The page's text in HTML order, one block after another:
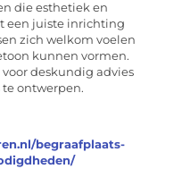
die esthetiek en
een juiste inrichting
zich welkom voelen
kunnen vormen.
deskundig advies
ontwerpen.
begraafplaats-